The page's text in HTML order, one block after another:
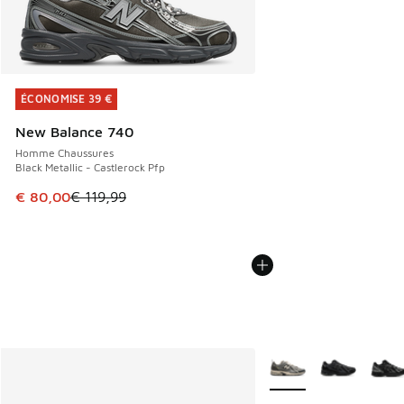
ÉCONOMISE 39 €
New Balance 740
Homme Chaussures
Black Metallic - Castlerock Pfp
Cet article est en promotion. Prix en baisse de € 119,99 à
€ 80,00€ 119,99
ÉCONOMISE 39 €
Plus de couleurs